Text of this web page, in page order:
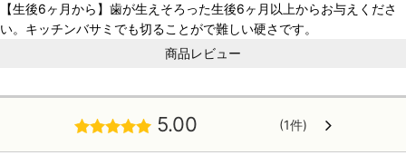
【生後6ヶ月から】歯が生えそろった生後6ヶ月以上からお与えくださ
い。キッチンバサミでも切ることがで難しい硬さです。
商品レビュー
5.00 (1件)